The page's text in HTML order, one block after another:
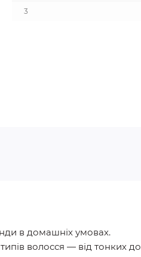
3
в домашніх умовах.
волосся — від тонких до